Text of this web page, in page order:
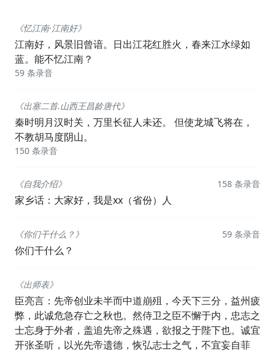
《忆江南·江南好》
江南好，风景旧曾谙。日出江花红胜火，春来江水绿如
蓝。能不忆江南？
59 条录音
《出塞二首.山西王昌龄唐代》
秦时明月汉时关，万里长征人未还。 但使龙城飞将在，
不教胡马度阴山。
150 条录音
《自我介绍》
家乡话：大家好，我是xx（省份）人
158 条录音
《你们干什么？》
你们干什么？
59 条录音
《出师表》
臣亮言：先帝创业未半而中道崩殂，今天下三分，益州疲
弊，此诚危急存亡之秋也。然侍卫之臣不懈于内，忠志之
士忘身于外者，盖追先帝之殊遇，欲报之于陛下也。诚宜
开张圣听，以光先帝遗德，恢弘志士之气，不宜妄自菲